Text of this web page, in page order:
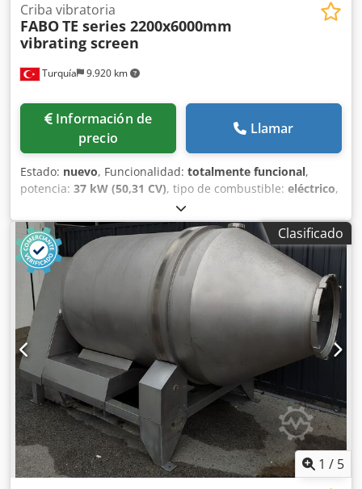
Turquía 9.920 km
Criba vibratoria
FABOTE series 2200x6000mm
vibrating screen
Información de
precio
Llamar
Estado: nuevo, Funcionalidad: totalmente funcional,
potencia: 37 kW (50,31 CV), tipo de combustible: eléctrico,
, Año de fabricación:
vibratoria de servicio pesado está diseñada para la
clasificación de todo tipo de materiales, como áridos
medianos y productos terminados. * Modelo: FABO HTE-
2260 Crjdpfx Ajy E Hwmjh Dsf * Tipo: Criba horizontal
vibratoria * Dimensiones: 2200 x 6000 mm * Número de
pisos: 2-3-4 * Motor: 37 kW * Rodamientos: De servicio
pesado SKF, FAG o NACHI * Capacidad: 400-500 TPH *
Incluye chasis, motor y protecciones de seguridad.
Clasificado
1 / 5